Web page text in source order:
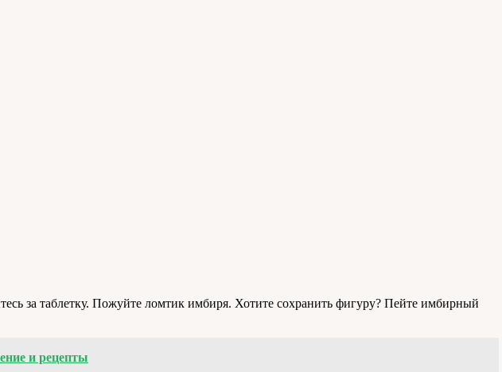
за таблетку. Пожуйте ломтик имбиря. Хотите сохранить фигуру? Пейте имбирный
и рецепты